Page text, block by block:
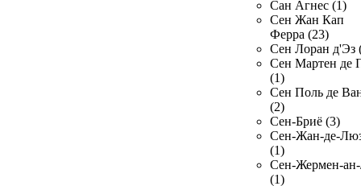
Сан Агнес (1)
Сен Жан Кап
Ферра (23)
Сен Лоран д'Эз
Сен Мартен де
(1)
Сен Поль де
(2)
Сен-Бриё (3)
Сен-Жан-де-
(1)
Сен-Жермен-
(1)